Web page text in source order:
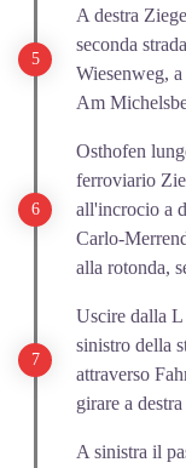
A destra
seconda
Wiesenweg,
Am
Osthofen
ferroviario
all'incrocio a
Carlo-
alla rotonda,
Uscire dalla
sinistro della
attraverso
girare a
A sinistra il